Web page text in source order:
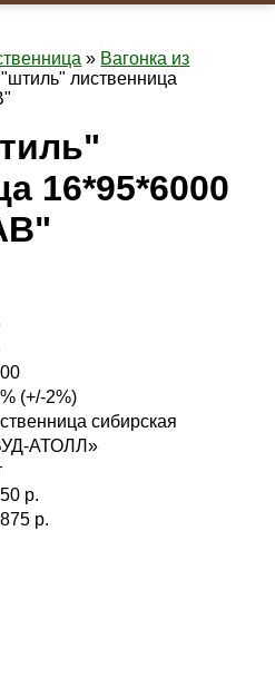
» Вагонка из
лиственница
16*95*6000
(+/-2%)
сибирская
АТОЛЛ»
р.
р.